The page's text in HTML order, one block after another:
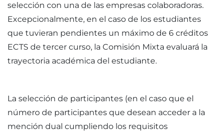
selección con una de las empresas colaboradoras.
Excepcionalmente, en el caso de los estudiantes
que tuvieran pendientes un máximo de 6 créditos
ECTS de tercer curso, la Comisión Mixta evaluará la
trayectoria académica del estudiante.
La selección de participantes (en el caso que el
número de participantes que desean acceder a la
mención dual cumpliendo los requisitos